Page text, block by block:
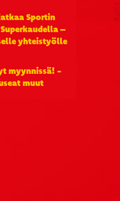
Sportin
–
yhteistyölle
myynnissä! -
muut